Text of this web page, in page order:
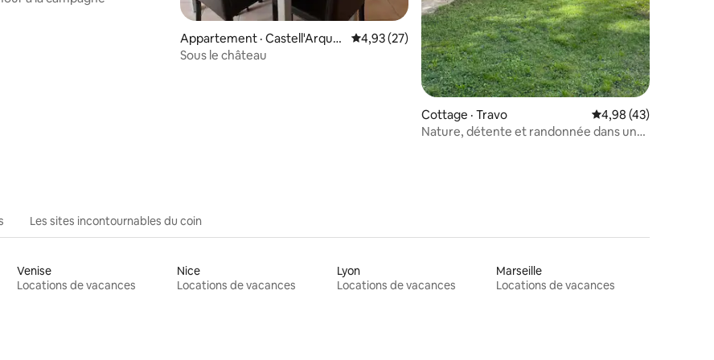
Appartement · Castell'Arquat
o
Note moyenne de 4,93 sur 5, 27 commentaires
4,93 (27)
Sous le château
Cottage · Travo Note moyenne de
4,98 (43)
Nature, détente et randonnée dans un
Les sites incontournables du coin
Venise
Locations de vacances
Nice
Locations de vacances
Lyon
Locations de vacances
Marseille
Locations de vacances